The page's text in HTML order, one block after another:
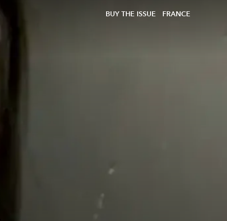
BUY THE ISSUE FRANCE